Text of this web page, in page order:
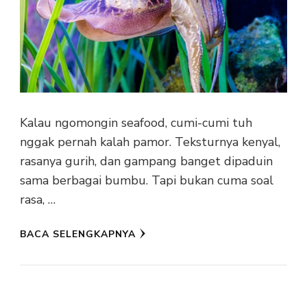
Kalau ngomongin seafood, cumi-cumi tuh
nggak pernah kalah pamor. Teksturnya kenyal,
rasanya gurih, dan gampang banget dipaduin
sama berbagai bumbu. Tapi bukan cuma soal
rasa, …
BACA SELENGKAPNYA